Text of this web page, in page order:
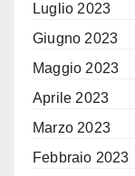
Luglio 2023
Giugno 2023
Maggio 2023
Aprile 2023
Marzo 2023
Febbraio 2023